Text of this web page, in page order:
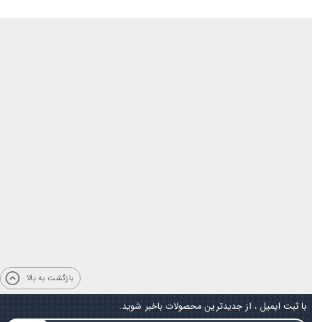
بازگشت به بالا
با ثبت ایمیل ، از جدیدترین محصولات باخبر شوید.